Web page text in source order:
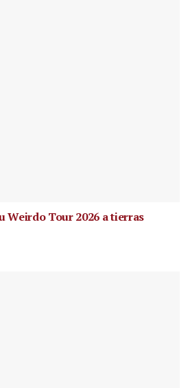
Weirdo Tour 2026 a tierras